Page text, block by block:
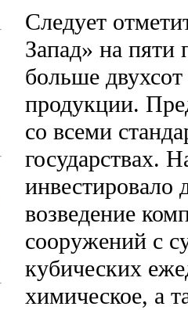
Следует
Запад» на пяти
больше
продукции.
со всеми
государствах.
инвестировало
возведение
сооружений с
кубических
химическое, а